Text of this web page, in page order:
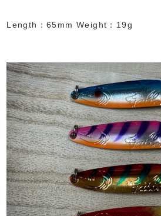
Length：65mm Weight：19g